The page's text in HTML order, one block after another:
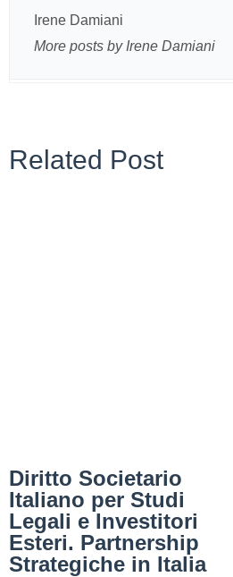
Irene Damiani
More posts by Irene Damiani
Related Post
Diritto Societario
Italiano per Studi
Legali e Investitori
Esteri. Partnership
Strategiche in Italia